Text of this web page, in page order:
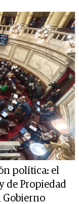
política: el
de Propiedad
Gobierno